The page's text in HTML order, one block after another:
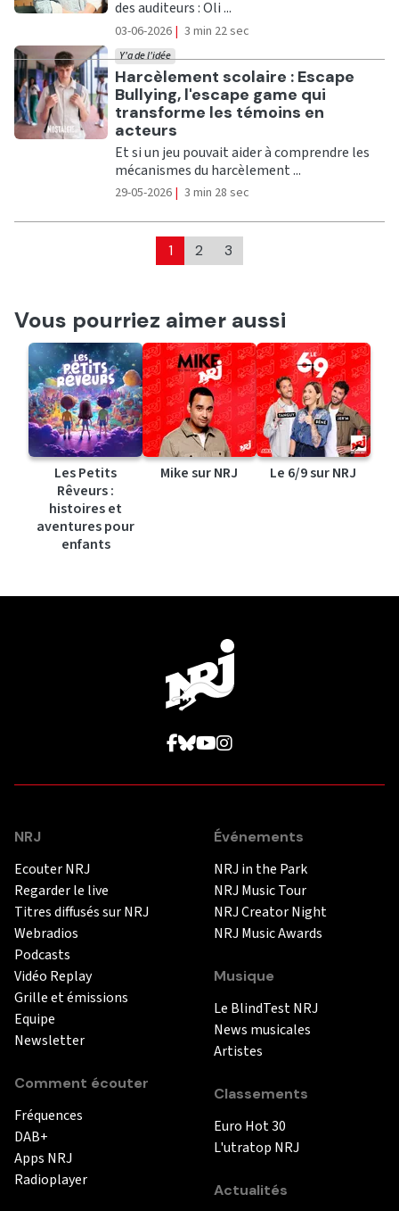
des auditeurs : Oli ...
03-06-2026 | 3 min 22 sec
Ecouter
Harcèlement scolaire : Escape
Bullying, l'escape game qui
transforme les témoins en
acteurs
Y'a de l'idée
Et si un jeu pouvait aider à comprendre les
mécanismes du harcèlement ...
29-05-2026 | 3 min 28 sec
1 2 3
Vous pourriez aimer aussi
Les Petits
Rêveurs :
histoires et
aventures pour
enfants
Mike sur NRJ Le 6/9 sur NRJ
NRJ
Ecouter NRJ
Regarder le live
Titres diffusés sur NRJ
Webradios
Podcasts
Vidéo Replay
Grille et émissions
Equipe
Newsletter
Comment écouter
Fréquences
DAB+
Apps NRJ
Radioplayer
Événements
NRJ in the Park
NRJ Music Tour
NRJ Creator Night
NRJ Music Awards
Musique
Le BlindTest NRJ
News musicales
Artistes
Classements
Euro Hot 30
L'utratop NRJ
Actualités